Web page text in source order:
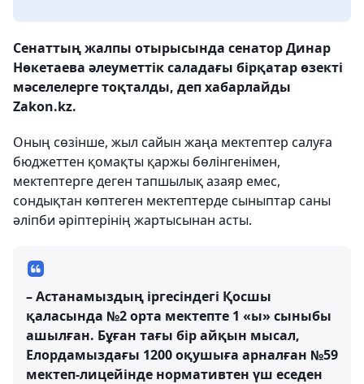
Сенаттың жалпы отырысында сенатор Динар
Нөкетаева әлеуметтік саладағы бірқатар өзекті
мәселелерге тоқталды, деп хабарлайды
Zakon.kz.
Оның сөзінше, жыл сайын жаңа мектептер салуға
бюджеттен қомақты қаржы бөлінгенімен,
мектептерге деген тапшылық азаяр емес,
сондықтан көптеген мектептерде сыныптар саны
әліпби әріптерінің жартысынан асты.
– Астанамыздың іргесіндегі Қосшы
қаласында №2 орта мектепте 1 «ы» сыныбы
ашылған. Бұған тағы бір айқын мысал,
Елордамыздағы 1200 оқушыға арналған №59
мектеп-лицейінде нормативтен үш еседен